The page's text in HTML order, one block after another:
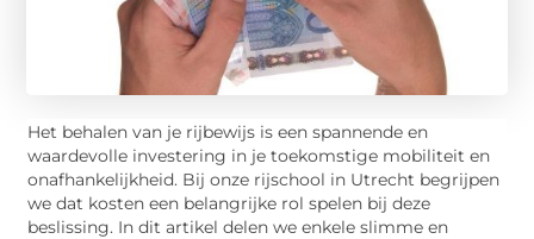
Het behalen van je rijbewijs is een spannende en
waardevolle investering in je toekomstige mobiliteit en
onafhankelijkheid. Bij onze rijschool in Utrecht begrijpen
we dat kosten een belangrijke rol spelen bij deze
beslissing. In dit artikel delen we enkele slimme en